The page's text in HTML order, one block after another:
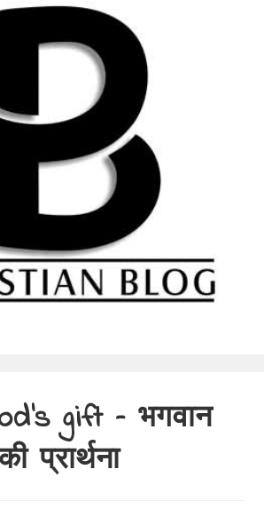
gift – भगवान
प्रार्थना